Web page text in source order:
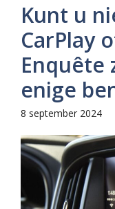
Kunt u
CarPlay
Enquête
enige
8 september 2024